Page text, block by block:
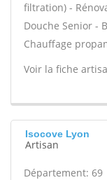
filtration) -
Douche Senior -
Chauffage
Voir la fiche
Isocove Lyon
Artisan
Département: 69